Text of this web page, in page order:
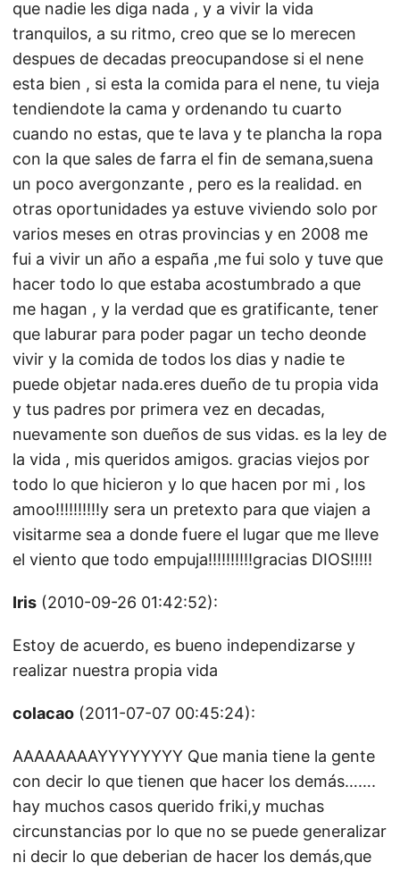
que nadie les diga nada , y a vivir la vida
tranquilos, a su ritmo, creo que se lo merecen
despues de decadas preocupandose si el nene
esta bien , si esta la comida para el nene, tu vieja
tendiendote la cama y ordenando tu cuarto
cuando no estas, que te lava y te plancha la ropa
con la que sales de farra el fin de semana,suena
un poco avergonzante , pero es la realidad. en
otras oportunidades ya estuve viviendo solo por
varios meses en otras provincias y en 2008 me
fui a vivir un año a españa ,me fui solo y tuve que
hacer todo lo que estaba acostumbrado a que
me hagan , y la verdad que es gratificante, tener
que laburar para poder pagar un techo deonde
vivir y la comida de todos los dias y nadie te
puede objetar nada.eres dueño de tu propia vida
y tus padres por primera vez en decadas,
nuevamente son dueños de sus vidas. es la ley de
la vida , mis queridos amigos. gracias viejos por
todo lo que hicieron y lo que hacen por mi , los
amoo!!!!!!!!!!y sera un pretexto para que viajen a
visitarme sea a donde fuere el lugar que me lleve
el viento que todo empuja!!!!!!!!!!gracias DIOS!!!!!
Iris (2010-09-26 01:42:52):
Estoy de acuerdo, es bueno independizarse y
realizar nuestra propia vida
colacao (2011-07-07 00:45:24):
AAAAAAAAYYYYYYYY Que mania tiene la gente
con decir lo que tienen que hacer los demás…….
hay muchos casos querido friki,y muchas
circunstancias por lo que no se puede generalizar
ni decir lo que deberian de hacer los demás,que